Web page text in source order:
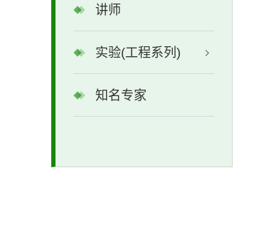
讲师
实验(工程系列)
知名专家